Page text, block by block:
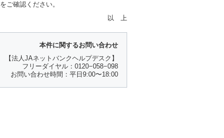
をご確認ください。
以 上
本件に関するお問い合わせ
【法人JAネットバンクヘルプデスク】
フリーダイヤル：0120−058−098
お問い合わせ時間：平日9:00〜18:00